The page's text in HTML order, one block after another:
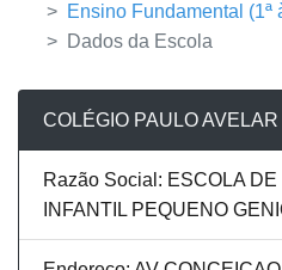
Ensino Fundamental (1ª
Dados da Escola
COLÉGIO PAULO
Razão Social: ESCOLA
INFANTIL PEQUENO